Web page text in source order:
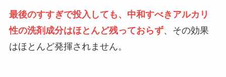
最後のすすぎで投入しても、中和すべきアルカリ
性の洗剤成分はほとんど残っておらず、その効果
はほとんど発揮されません。